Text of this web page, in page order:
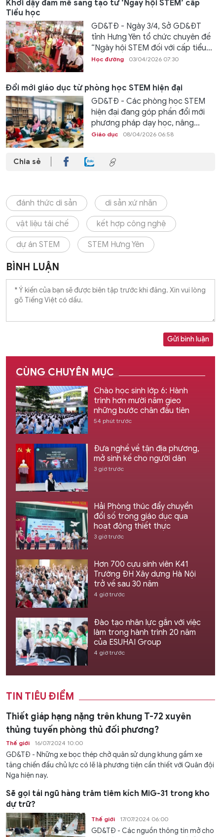
Khơi dậy đam mê sáng tạo từ ‘Ngày hội STEM’ cấp
Tiểu học
GD&TĐ - Ngày 3/4, Sở GD&ĐT
tỉnh Hưng Yên tổ chức chuyên đề
“Ngày hội STEM đối với cấp tiểu...
Học đường 03/04/2026 07:30
Đổi mới giáo dục từ phòng học STEM hiện đại
GD&TĐ - Các phòng học STEM
hiện đại đang góp phần đổi mới
phương pháp dạy học, nâng...
Giáo dục 08/04/2026 06:58
Chia sẻ
đánh thức di sản di sản xứ nhãn
vật liệu tái chế kết hợp công nghệ
dự án STEM STEM Hưng Yên
BÌNH LUẬN
Gửi bình luận
CÙNG CHUYÊN MỤC
Chào học sinh lớp 6: Hành
trình hơn mười năm gieo
những bước chân đầu tiên
54 phút trước
Đưa nghề về tận địa phương,
mở sinh kế cho người dân
3 giờ trước
Hải Phòng thúc đẩy chuyển
đổi số trong giáo dục qua
hoạt động thiết thực
3 giờ trước
Hơn 700 cựu sinh viên K41
Trường ĐH Xây dựng Hà Nội
trở về sau 30 năm
4 giờ trước
Đào tạo nhân lực gắn với việc
làm trong hành trình 20 năm
của ESUHAI Group
4 giờ trước
TIN TIÊU ĐIỂM
Thiết giáp hạng nặng trên khung T-72 xuyên
thủng tuyến phòng thủ đối phương?
Thế giới 16/07/2024 10:00
GD&TĐ - Những xe bọc thép chở quân sử dụng khung gầm xe
tăng chiến đấu chủ lực có lẽ là phương tiện cần thiết với Quân đội
Nga hiện nay.
Sẽ gọi tái ngũ hàng trăm tiêm kích MiG-31 trong kho
dự trữ?
Thế giới 17/07/2024 06:00
GD&TĐ - Các nguồn thông tin mở cho